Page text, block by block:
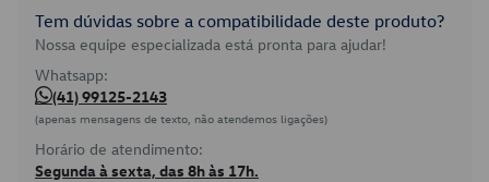
Tem dúvidas sobre a compatibilidade deste produto?
Nossa equipe especializada está pronta para ajudar!
Whatsapp:
(41) 99125-2143
(apenas mensagens de texto, não atendemos ligações)
Horário de atendimento:
Segunda à sexta, das 8h às 17h.